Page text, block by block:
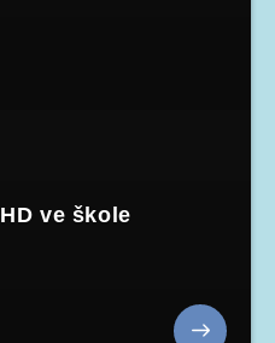
ve škole